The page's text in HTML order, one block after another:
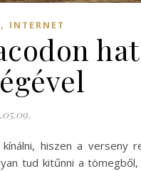
, INTERNET
hiszen a verseny
tud kitűnni a